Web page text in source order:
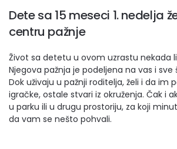
Dete sa 15 meseci 1. nedelja
centru pažnje
Život sa detetu u ovom uzrastu nekada
Njegova pažnja je podeljena na vas i sve
Dok uživaju u pažnji roditelja, želi i da im
igračke, ostale stvari iz okruženja. Čak i
u parku ili u drugu prostoriju, za koji
da vam se nešto pohvali.